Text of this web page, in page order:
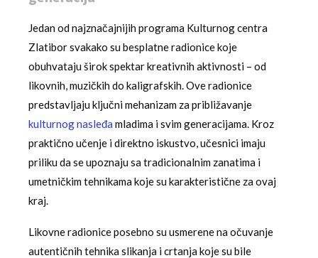
Jedan od najznačajnijih programa Kulturnog centra
Zlatibor svakako su besplatne radionice koje
obuhvataju širok spektar kreativnih aktivnosti – od
likovnih, muzičkih do kaligrafskih. Ove radionice
predstavljaju ključni mehanizam za približavanje
kulturnog nasleđa mladima i svim generacijama. Kroz
praktično učenje i direktno iskustvo, učesnici imaju
priliku da se upoznaju sa tradicionalnim zanatima i
umetničkim tehnikama koje su karakteristične za ovaj
kraj.
Likovne radionice posebno su usmerene na očuvanje
autentičnih tehnika slikanja i crtanja koje su bile